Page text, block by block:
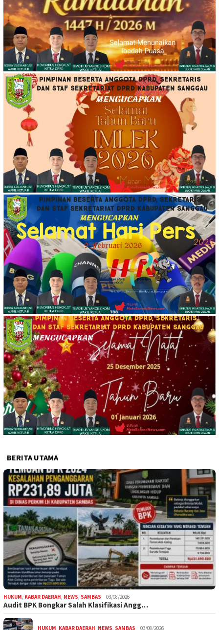
BERITA UTAMA
HUKUM KABAR DAERAH NEWS SAMBAS 03/08/2026
Audit BPK Bongkar Salah Klasifikasi Angg…
HUKUM KABAR DAERAH NEWS SAMBAS 03/08/2026